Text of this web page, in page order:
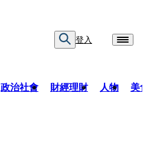
登入
政治社會 財經理財 人物 美